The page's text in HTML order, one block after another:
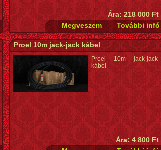
Ára: 218 000 Ft
Proel 10m jack-jack kábel
Proel 10m jack-jack
kábel
Ára: 4 800 Ft